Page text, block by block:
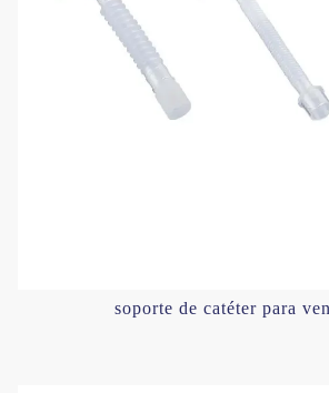
soporte de catéter para